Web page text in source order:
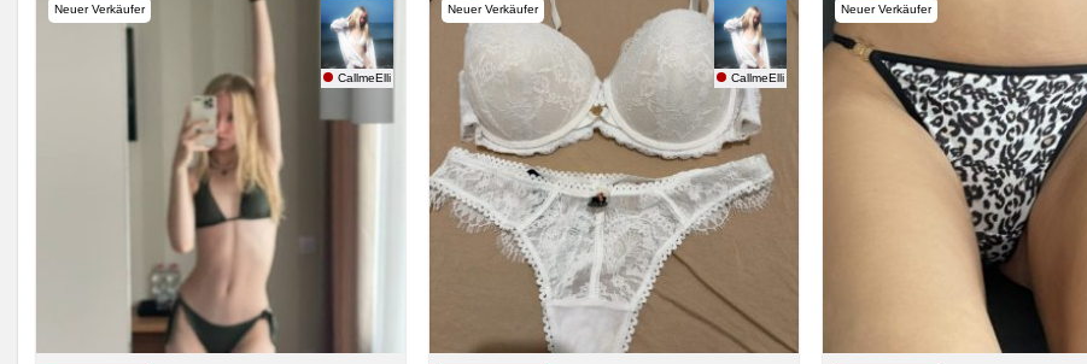
Neuer Verkäufer
CallmeElli
Neuer Verkäufer
CallmeElli
Neuer Verkäufer